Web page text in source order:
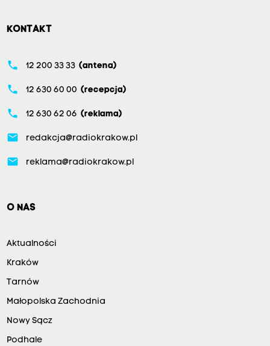
KONTAKT
phone 12 200 33 33 (antena)
phone 12 630 60 00 (recepcja)
phone 12 630 62 06 (reklama)
email redakcja@radiokrakow.pl
email reklama@radiokrakow.pl
O NAS
Aktualności
Kraków
Tarnów
Małopolska Zachodnia
Nowy Sącz
Podhale